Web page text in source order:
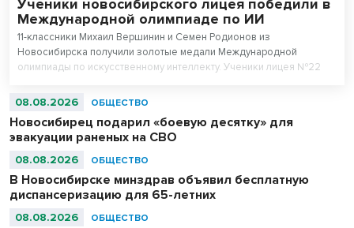
Ученики новосибирского лицея победили в
Международной олимпиаде по ИИ
11-классники Михаил Вершинин и Семен Родионов из
Новосибирска получили золотые медали Международной
олимпиады по искусственному интеллекту. Ученики лицея №22
абсолютными чемпионами соревнований.
08.08.2026 ОБЩЕСТВО
Новосибирец подарил «боевую десятку» для
эвакуации раненых на СВО
08.08.2026 ОБЩЕСТВО
В Новосибирске минздрав объявил бесплатную
диспансеризацию для 65-летних
08.08.2026 ОБЩЕСТВО